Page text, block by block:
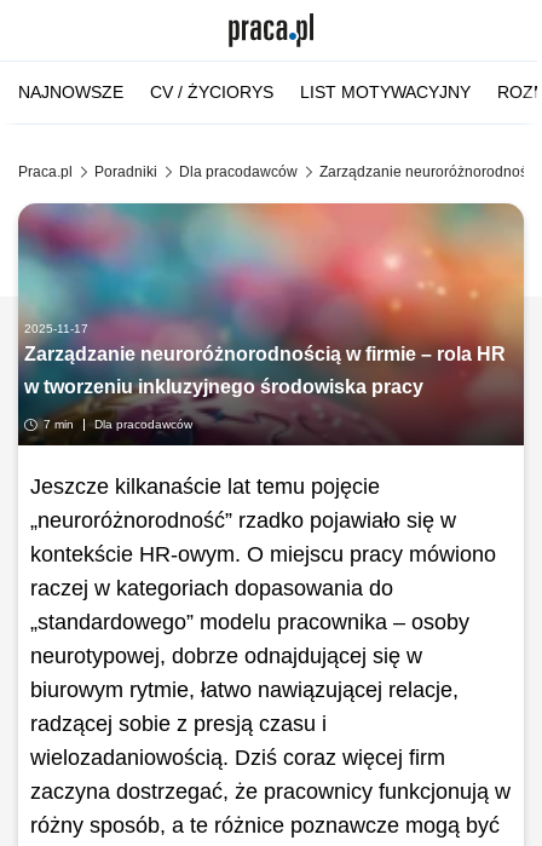
NAJNOWSZE CV / ŻYCIORYS LIST MOTYWACYJNY
Praca.pl Poradniki Dla pracodawców Zarządzanie
2025-11-17
Zarządzanie neuroróżnorodnością w firmie – rola HR
w tworzeniu inkluzyjnego środowiska pracy
7 min Dla pracodawców
Jeszcze kilkanaście lat temu pojęcie
„neuroróżnorodność” rzadko pojawiało się w
kontekście HR-owym. O miejscu pracy mówiono
raczej w kategoriach dopasowania do
„standardowego” modelu pracownika – osoby
neurotypowej, dobrze odnajdującej się w
biurowym rytmie, łatwo nawiązującej relacje,
radzącej sobie z presją czasu i
wielozadaniowością. Dziś coraz więcej firm
zaczyna dostrzegać, że pracownicy funkcjonują w
różny sposób, a te różnice poznawcze mogą być